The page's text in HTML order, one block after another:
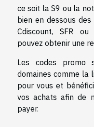
ce soit la S9 ou la
bien en dessous
Cdiscount, SFR
pouvez obtenir une
Les codes promo
domaines comme la
pour vous et
vos achats afin de
payer.